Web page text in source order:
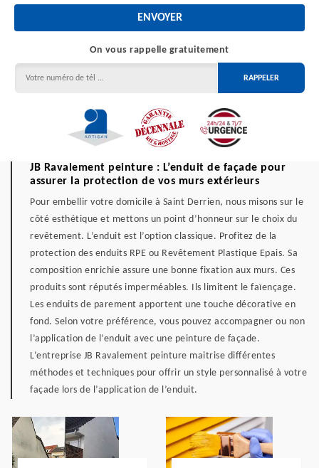
On vous rappelle gratuitement
JB Ravalement peinture : L’enduit de façade pour
assurer la protection de vos murs extérieurs
Pour embellir votre domicile à Saint Derrien, nous misons sur le
côté esthétique et mettons un point d’honneur sur le choix du
revêtement. L’enduit est l’option classique. Profitez de la
protection des enduits RPE ou Revêtement Plastique Epais. Sa
composition enrichie assure une bonne fixation aux murs. Ces
produits sont réputés imperméables. Ils limitent le faïençage.
Les enduits de parement apportent une touche décorative en
fond. Selon votre préférence, vous pouvez accompagner ou non
l’application de l’enduit avec une peinture de façade.
L’entreprise JB Ravalement peinture maitrise différentes
méthodes et techniques pour offrir un style personnalisé à votre
façade lors de l’application de l’enduit.